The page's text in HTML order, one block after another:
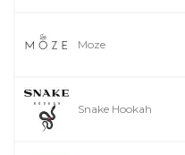
Moze
Snake Hookah